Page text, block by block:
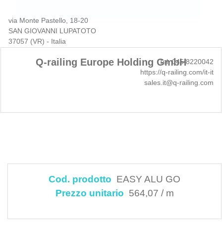
Q-railing Europe Holding GmbH
via Monte Pastello, 18-20
SAN GIOVANNI LUPATOTO
37057 (VR) - Italia
Tel. 045 8220042
https://q-railing.com/it-it
sales.it@q-railing.com
Cod. prodotto EASY ALU GO
Prezzo unitario 564,07 / m